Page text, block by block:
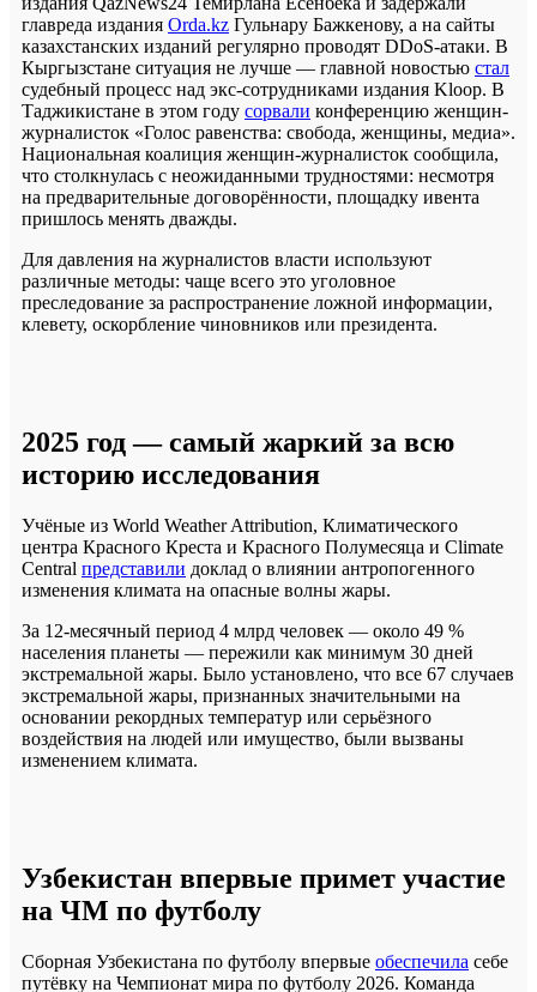
главреда издания Orda.kz Гульнару Бажкенову, а на сайты
казахстанских изданий регулярно проводят DDoS-атаки. В
Кыргызстане ситуация не лучше — главной новостью стал
судебный процесс над экс-сотрудниками издания Kloop. В
Таджикистане в этом году сорвали конференцию женщин-
журналисток «Голос равенства: свобода, женщины, медиа».
Национальная коалиция женщин-журналисток сообщила,
что столкнулась с неожиданными трудностями: несмотря
на предварительные договорённости, площадку ивента
пришлось менять дважды.
Для давления на журналистов власти используют
различные методы: чаще всего это уголовное
преследование за распространение ложной информации,
клевету, оскорбление чиновников или президента.
2025 год — самый жаркий за всю
историю исследования
Учёные из World Weather Attribution, Климатического
центра Красного Креста и Красного Полумесяца и Climate
Central представили доклад о влиянии антропогенного
изменения климата на опасные волны жары.
За 12-месячный период 4 млрд человек — около 49 %
населения планеты — пережили как минимум 30 дней
экстремальной жары. Было установлено, что все 67 случаев
экстремальной жары, признанных значительными на
основании рекордных температур или серьёзного
воздействия на людей или имущество, были вызваны
изменением климата.
Узбекистан впервые примет участие
на ЧМ по футболу
Сборная Узбекистана по футболу впервые обеспечила себе
путёвку на Чемпионат мира по футболу 2026. Команда